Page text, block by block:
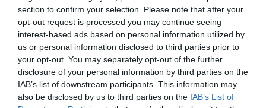
section to confirm your selection. Please note that after your
opt-out request is processed you may continue seeing
interest-based ads based on personal information utilized by
us or personal information disclosed to third parties prior to
your opt-out. You may separately opt-out of the further
disclosure of your personal information by third parties on the
IAB’s list of downstream participants. This information may
also be disclosed by us to third parties on the IAB’s List of
Zitat von JennyK86:
Außerdem hat er aktuell noch keinen Rückzugsort
beim Papa, da er kein Zimmer dort hat und nur auf
der Couch schläft.
Wieso?